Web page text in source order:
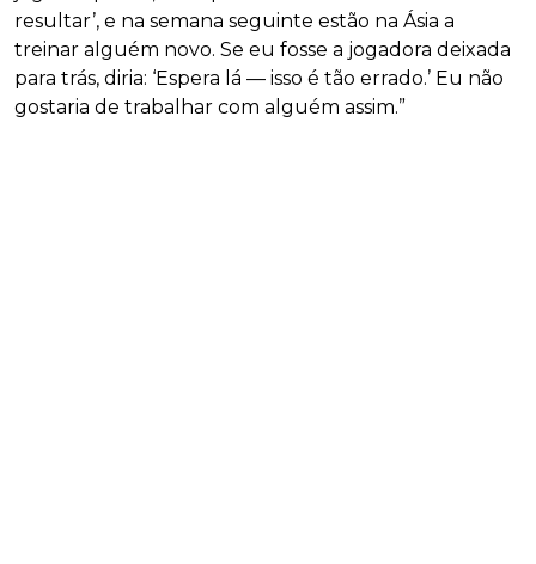
resultar’, e na semana seguinte estão na Ásia a
treinar alguém novo. Se eu fosse a jogadora deixada
para trás, diria: ‘Espera lá — isso é tão errado.’ Eu não
gostaria de trabalhar com alguém assim.”